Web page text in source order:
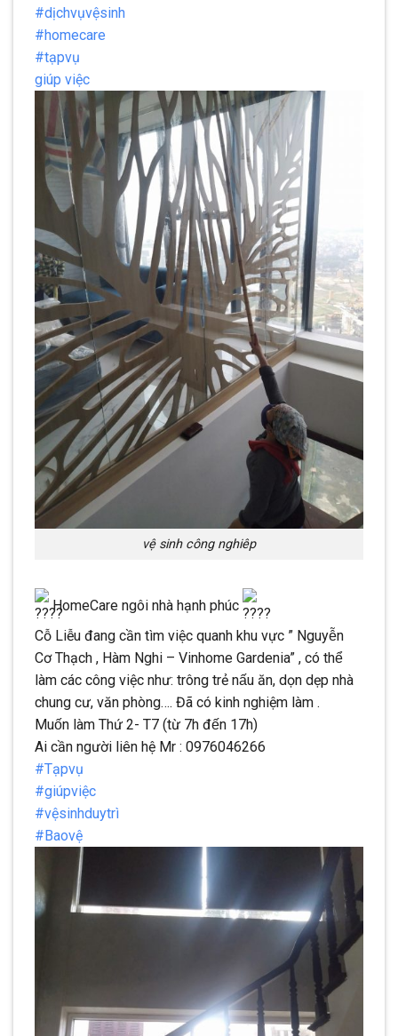
#dịchvụvệsinh
#homecare
#tạpvụ
giúp việc
vệ sinh công nghiêp
HomeCare ngôi nhà hạnh phúc
Cỗ Liễu đang cần tìm việc quanh khu vực ” Nguyễn
Cơ Thạch , Hàm Nghi – Vinhome Gardenia” , có thể
làm các công việc như: trông trẻ nấu ăn, dọn dẹp nhà
chung cư, văn phòng…. Đã có kinh nghiệm làm .
Muốn làm Thứ 2- T7 (từ 7h đến 17h)
Ai cần người liên hệ Mr : 0976046266
#Tạpvụ
#giúpviệc
#vệsinhduytrì
#Baovệ